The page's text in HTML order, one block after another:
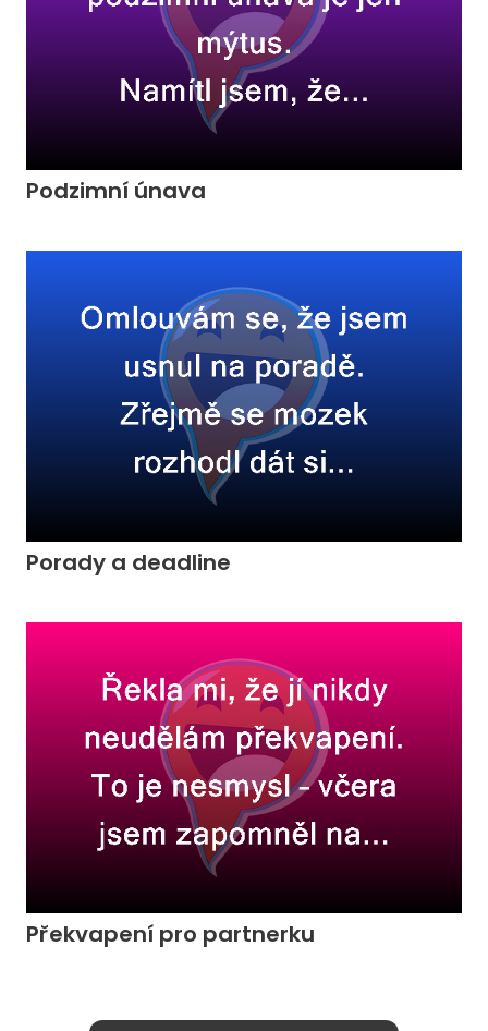
Podzimní únava
Porady a deadline
Překvapení pro partnerku